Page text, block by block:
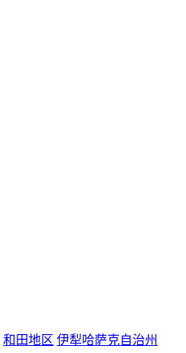
和田地区 伊犁哈萨克自治州